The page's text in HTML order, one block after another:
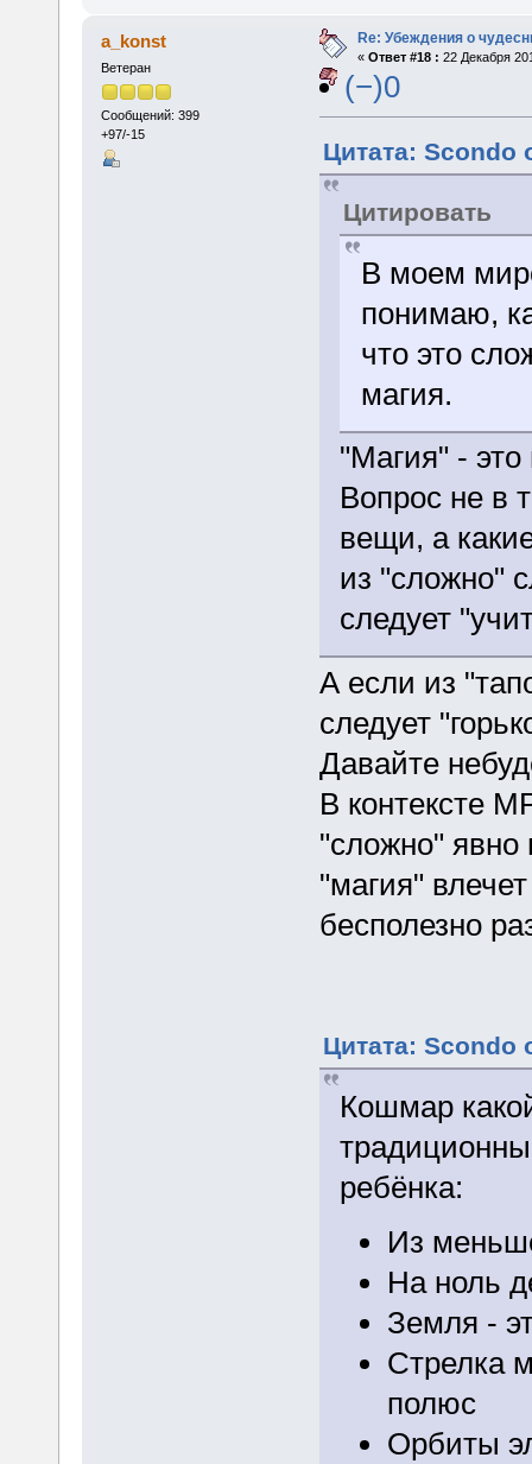
a_konst
Ветеран
Сообщений: 399
+97/-15
Re: Убеждения о
« Ответ #18 : 22 Декабря
(−)0
Цитата: Scondo
Цитировать
В моем
понимаю,
что это
магия.
"Магия" - это
Вопрос не в
вещи, а
из "сложно"
следует
А если из
следует
Давайте
В контексте
"сложно" явно
"магия"
бесполезно
Цитата: Scondo
Кошмар
ребёнка:
Из
На ноль
Земля -
Стрелка
полюс
Орбиты